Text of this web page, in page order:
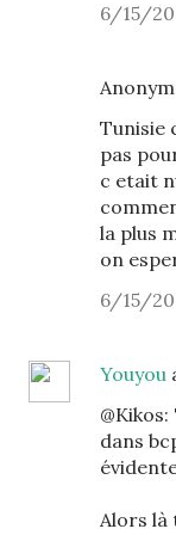
6/15/
Tunisie
pas
c etait
la plus
on
6/15/
Youyou
dans
Alors là